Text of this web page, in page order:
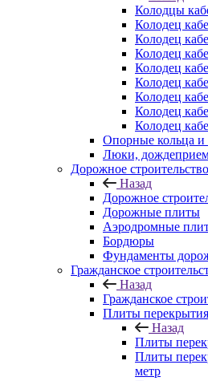
Колодцы
Колодец
Колодец
Колодец
Колодец
Колодец
Колодец
Колодец
Колодец
Опорные кольца
Люки,
Дорожное строительство
Назад
Дорожное
Дорожные плиты
Аэродромные
Бордюры
Фундаменты
Гражданское
Назад
Гражданское
Плиты
Назад
Плиты
Плиты
метр